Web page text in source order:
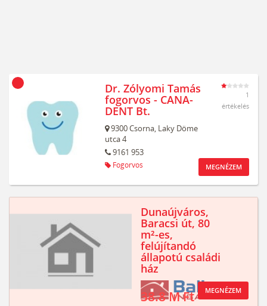
Dr. Zólyomi Tamás
fogorvos - CANA-
DENT Bt.
9300Csorna, Laky Döme
utca 4
9161 953
Fogorvos
1
értékelés
MEGNÉZEM
Dunaújváros,
Baracsi út, 80
m²-es,
felújítandó
állapotú családi
ház
38.8 M Ft MEGNÉZEM